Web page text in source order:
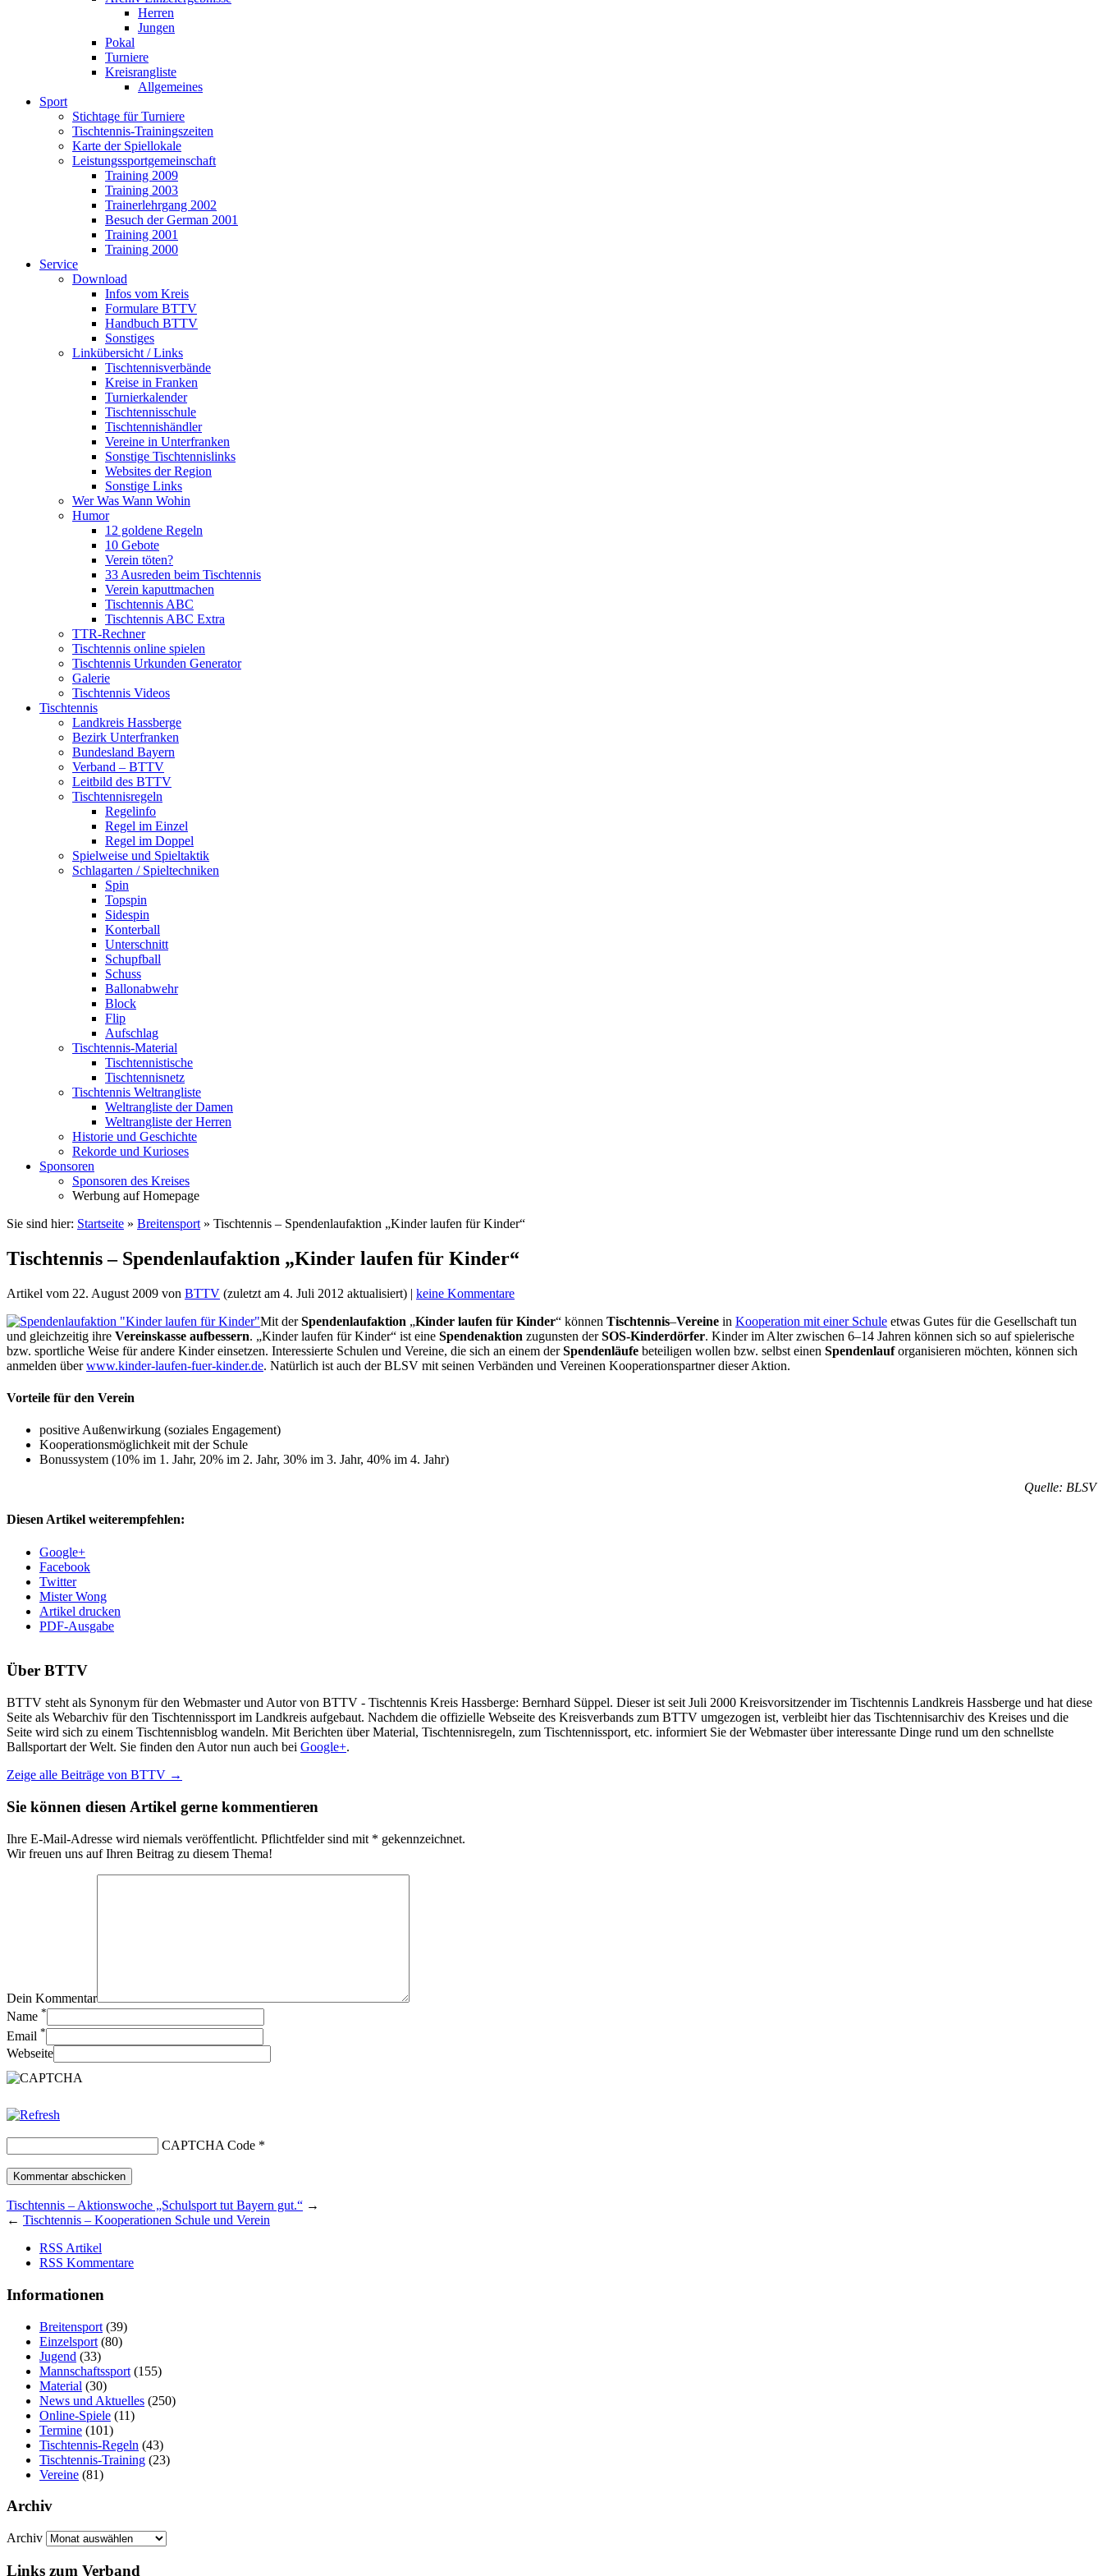
Herren
Jungen
Pokal
Turniere
Kreisrangliste
Allgemeines
Sport
Stichtage für Turniere
Tischtennis-Trainingszeiten
Karte der Spiellokale
Leistungssportgemeinschaft
Training 2009
Training 2003
Trainerlehrgang 2002
Besuch der German 2001
Training 2001
Training 2000
Service
Download
Infos vom Kreis
Formulare BTTV
Handbuch BTTV
Sonstiges
Linkübersicht / Links
Tischtennisverbände
Kreise in Franken
Turnierkalender
Tischtennisschule
Tischtennishändler
Vereine in Unterfranken
Sonstige Tischtennislinks
Websites der Region
Sonstige Links
Wer Was Wann Wohin
Humor
12 goldene Regeln
10 Gebote
Verein töten?
33 Ausreden beim Tischtennis
Verein kaputtmachen
Tischtennis ABC
Tischtennis ABC Extra
TTR-Rechner
Tischtennis online spielen
Tischtennis Urkunden Generator
Galerie
Tischtennis Videos
Tischtennis
Landkreis Hassberge
Bezirk Unterfranken
Bundesland Bayern
Verband – BTTV
Leitbild des BTTV
Tischtennisregeln
Regelinfo
Regel im Einzel
Regel im Doppel
Spielweise und Spieltaktik
Schlagarten / Spieltechniken
Spin
Topspin
Sidespin
Konterball
Unterschnitt
Schupfball
Schuss
Ballonabwehr
Block
Flip
Aufschlag
Tischtennis-Material
Tischtennistische
Tischtennisnetz
Tischtennis Weltrangliste
Weltrangliste der Damen
Weltrangliste der Herren
Historie und Geschichte
Rekorde und Kurioses
Sponsoren
Sponsoren des Kreises
Werbung auf Homepage
Sie sind hier: Startseite » Breitensport » Tischtennis – Spendenlaufaktion „Kinder laufen für Kinder“
Tischtennis – Spendenlaufaktion „Kinder laufen für Kinder“
Artikel vom 22. August 2009 von BTTV (zuletzt am 4. Juli 2012 aktualisiert) | keine Kommentare
Mit derSpendenlaufaktion „Kinder laufen für Kinder“ können Tischtennis–Vereine in Kooperation mit einer Schule etwas Gutes für die Gesellschaft tun
und gleichzeitig ihre Vereinskasse aufbessern. „Kinder laufen für Kinder“ ist eine Spendenaktion zugunsten derSOS-Kinderdörfer. Kinder im Alter zwischen 6–14 Jahren können sich so auf spielerische
bzw. sportliche Weise für andere Kinder einsetzen. Interessierte Schulen und Vereine, die sich an einem derSpendenläufe beteiligen wollen bzw. selbst einen Spendenlauforganisieren möchten, können sich
anmelden überwww.kinder-laufen-fuer-kinder.de. Natürlich ist auch der BLSV mit seinen Verbänden und Vereinen Kooperationspartner dieser Aktion.
Vorteile für den Verein
positive Außenwirkung (soziales Engagement)
Kooperationsmöglichkeit mit der Schule
Bonussystem (10% im 1. Jahr, 20% im 2. Jahr, 30% im 3. Jahr, 40% im 4. Jahr)
Quelle: BLSV
Diesen Artikel weiterempfehlen:
Google+
Facebook
Twitter
Mister Wong
Artikel drucken
PDF-Ausgabe
Über BTTV
BTTV steht als Synonym für den Webmaster und Autor von BTTV - Tischtennis Kreis Hassberge: Bernhard Süppel. Dieser ist seit Juli 2000 Kreisvorsitzender im Tischtennis Landkreis Hassberge und hat diese
Seite als Webarchiv für den Tischtennissport im Landkreis aufgebaut. Nachdem die offizielle Webseite des Kreisverbands zum BTTV umgezogen ist, verbleibt hier das Tischtennisarchiv des Kreises und die
Seite wird sich zu einem Tischtennisblog wandeln. Mit Berichten über Material, Tischtennisregeln, zum Tischtennissport, etc. informiert Sie der Webmaster über interessante Dinge rund um den schnellste
Ballsportart der Welt. Sie finden den Autor nun auch bei Google+.
Zeige alle Beiträge von BTTV →
Sie können diesen Artikel gerne kommentieren
Ihre E-Mail-Adresse wird niemals veröffentlicht. Pflichtfelder sind mit * gekennzeichnet.
Wir freuen uns auf Ihren Beitrag zu diesem Thema!
Dein Kommentar
Name *
Email *
Webseite
CAPTCHA Code *
Tischtennis – Aktionswoche „Schulsport tut Bayern gut.“ →
← Tischtennis – Kooperationen Schule und Verein
RSS Artikel
RSS Kommentare
Informationen
Breitensport (39)
Einzelsport (80)
Jugend (33)
Mannschaftssport (155)
Material (30)
News und Aktuelles (250)
Online-Spiele (11)
Termine (101)
Tischtennis-Regeln (43)
Tischtennis-Training (23)
Vereine (81)
Archiv
Archiv
Links zum Verband